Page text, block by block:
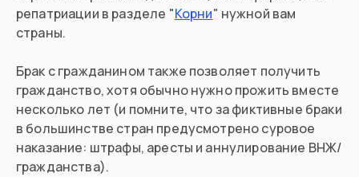
репатриации в разделе "Корни" нужной вам
страны.
Брак с гражданином также позволяет получить
гражданство, хотя обычно нужно прожить вместе
несколько лет (и помните, что за фиктивные браки
в большинстве стран предусмотрено суровое
наказание: штрафы, аресты и аннулирование ВНЖ/
гражданства).